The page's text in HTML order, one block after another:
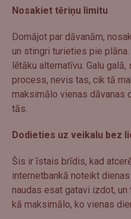
Nosakiet tēriņu limitu
Domājot par dāvanām,
un stingri turieties pie
lētāku alternatīvu. Galu
process, nevis tas, cik tā
maksimālo vienas dāvanas
tās.
Dodieties uz veikalu bez
Šis ir īstais brīdis, kad
internetbankā noteikt
naudas esat gatavi izdot,
kā maksimālo, ko vienas